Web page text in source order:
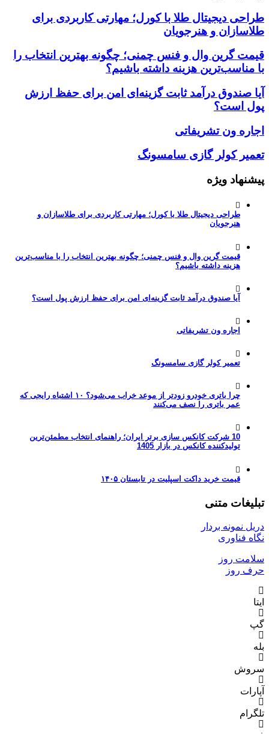
طراحی دیجیتال طلا با کورل؛ مهارتی کاربردی برای
طلاسازان و هنرجویان
قیمت گرین وال و فنس چمنی؛ چگونه بهترین انتخاب را
با مناسب‌ترین هزینه داشته باشیم؟
آیا صندوق درآمد ثابت گزینه‌ای امن برای حفظ ارزش
پول است؟
اجاره ون تشریفاتی
تعمیر کولر گازی سامسونگ
پیشنهاد ویژه
طراحی دیجیتال طلا با کورل؛ مهارتی کاربردی برای طلاسازان و
هنرجویان
قیمت گرین وال و فنس چمنی؛ چگونه بهترین انتخاب را با مناسب‌ترین
هزینه داشته باشیم؟
آیا صندوق درآمد ثابت گزینه‌ای امن برای حفظ ارزش پول است؟
اجاره ون تشریفاتی
تعمیر کولر گازی سامسونگ
چرا باتری خودرو زودتر از موعد خراب می‌شود؟ ۱۰ اشتباه رایجی که
عمر باتری را نصف می‌کنند
10 شرکت کانکس سازی برتر ایران؛ راهنمای انتخاب مطمئن‌ترین
تولیدکننده کانکس در بازار 1405
قیمت خرید داکت اسپلیت در تابستان ۱۴۰۵
تبلیغات متنی
دریل نمونه بردار
نگاه فناوری
سلامت روز
حرف روز
ایتا
گپ
بله
سروش
آپارات
تلگرام